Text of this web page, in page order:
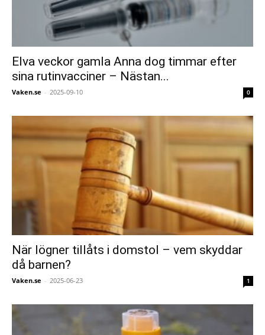
Elva veckor gamla Anna dog timmar efter
sina rutinvacciner – Nästan...
Vaken.se - 2025-09-10 0
När lögner tillåts i domstol – vem skyddar
då barnen?
Vaken.se - 2025-06-23 1